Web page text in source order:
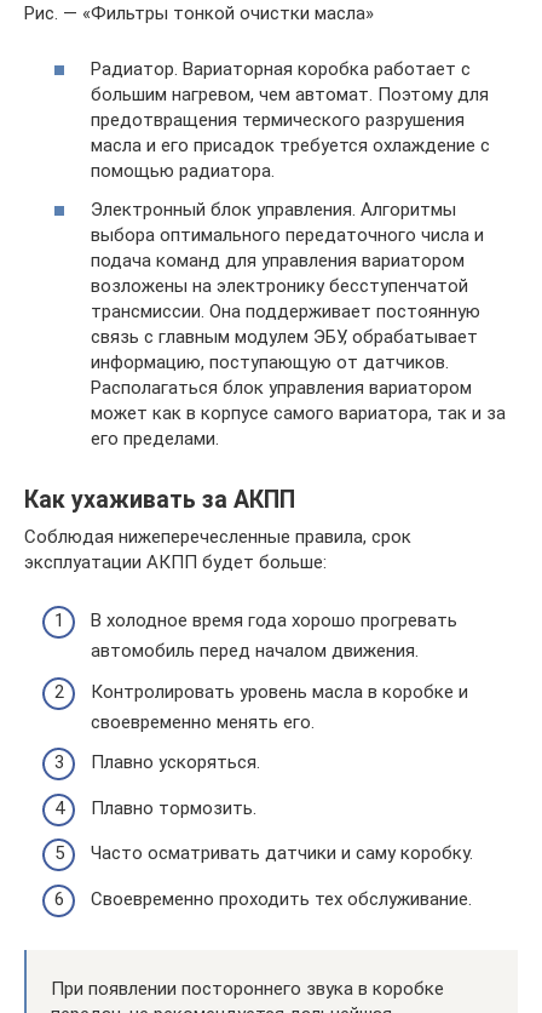
Рис. — «Фильтры тонкой очистки масла»
Радиатор. Вариаторная коробка работает с
большим нагревом, чем автомат. Поэтому для
предотвращения термического разрушения
масла и его присадок требуется охлаждение с
помощью радиатора.
Электронный блок управления. Алгоритмы
выбора оптимального передаточного числа и
подача команд для управления вариатором
возложены на электронику бесступенчатой
трансмиссии. Она поддерживает постоянную
связь с главным модулем ЭБУ, обрабатывает
информацию, поступающую от датчиков.
Располагаться блок управления вариатором
может как в корпусе самого вариатора, так и за
его пределами.
Как ухаживать за АКПП
Соблюдая нижеперечесленные правила, срок
эксплуатации АКПП будет больше:
В холодное время года хорошо прогревать
автомобиль перед началом движения.
Контролировать уровень масла в коробке и
своевременно менять его.
Плавно ускоряться.
Плавно тормозить.
Часто осматривать датчики и саму коробку.
Своевременно проходить тех обслуживание.
При появлении постороннего звука в коробке